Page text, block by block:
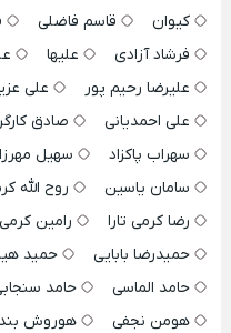
کیوان
قاسم فاضلی
فرشاد آزادی
علیها
علیرضا رحیم پور
علی
علی احمدیانی
صادق کارگر
سهراب پاکزاد
سهیل
سامان یاسین
روح الله
رضا کرمی تارا
رامین کرمی
حمیدرضا بابایی
حمید
حامد الماسی
حامد
هومن نجفی
هوروش بند